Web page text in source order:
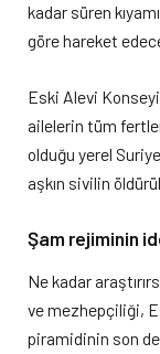
kadar süren
göre hareket
Eski Alevi Konseyi
ailelerin tüm
olduğu yerel
aşkın sivilin
Şam rejiminin
Ne kadar
ve mezhepçiliği,
piramidinin son